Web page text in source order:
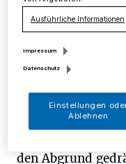
zugleich
beteiligen. Die
Uhr bis zum 23.
Innerhalb
behördlichen
den Abgrund
Ausführliche Informationen
Impressum
Datenschutz
Einstellungen
Ablehnen